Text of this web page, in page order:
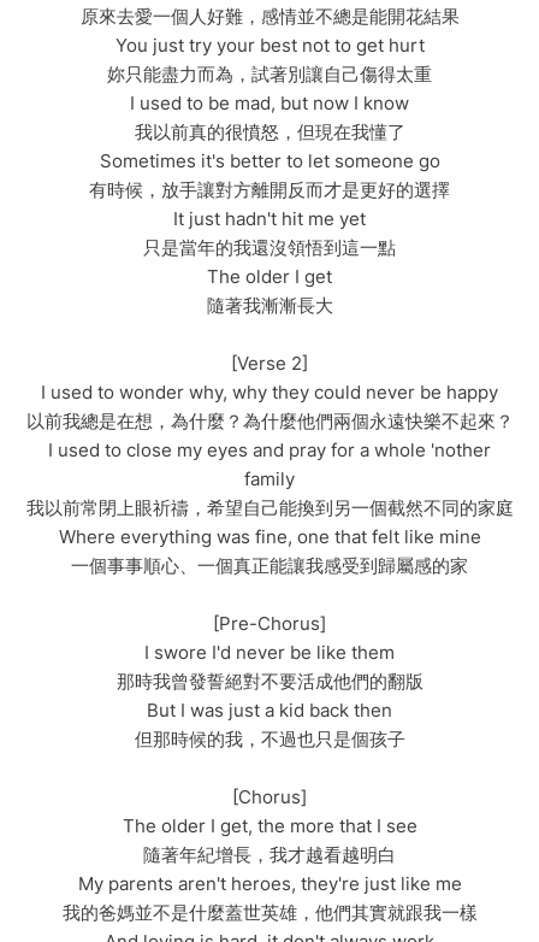
原來去愛一個人好難，感情並不總是能開花結果
You just try your best not to get hurt
妳只能盡力而為，試著別讓自己傷得太重
I used to be mad, but now I know
我以前真的很憤怒，但現在我懂了
Sometimes it's better to let someone go
有時候，放手讓對方離開反而才是更好的選擇
It just hadn't hit me yet
只是當年的我還沒領悟到這一點
The older I get
隨著我漸漸長大
[Verse 2]
I used to wonder why, why they could never be happy
以前我總是在想，為什麼？為什麼他們兩個永遠快樂不起來？
I used to close my eyes and pray for a whole 'nother
family
我以前常閉上眼祈禱，希望自己能換到另一個截然不同的家庭
Where everything was fine, one that felt like mine
一個事事順心、一個真正能讓我感受到歸屬感的家
[Pre-Chorus]
I swore I'd never be like them
那時我曾發誓絕對不要活成他們的翻版
But I was just a kid back then
但那時候的我，不過也只是個孩子
[Chorus]
The older I get, the more that I see
隨著年紀增長，我才越看越明白
My parents aren't heroes, they're just like me
我的爸媽並不是什麼蓋世英雄，他們其實就跟我一樣